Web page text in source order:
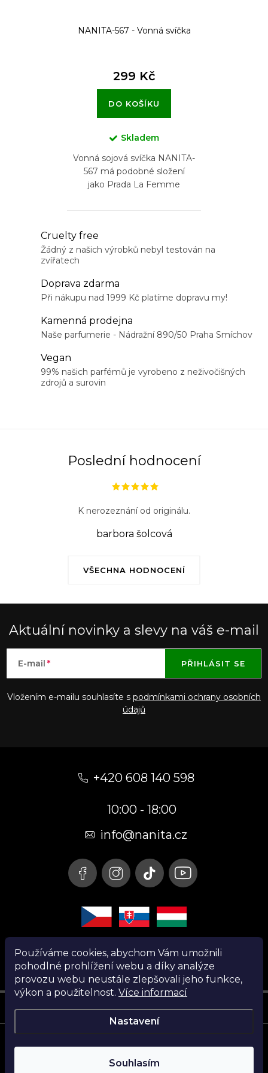
Používáme cookies, abychom Vám umožnili
pohodlné prohlížení webu a díky analýze
provozu webu neustále zlepšovali jeho funkce,
výkon a použitelnost. Více informací
Nastavení
Souhlasím
NANITA-567 - Vonná svíčka
299 Kč
DO KOŠÍKU
Skladem
Vonná sojová svíčka NANITA-
567 má podobné složení
jako Prada La Femme
Cruelty free
Žádný z našich výrobků nebyl testován na
zvířatech
Doprava zdarma
Při nákupu nad 1999 Kč platíme dopravu my!
Kamenná prodejna
Naše parfumerie - Nádražní 890/50 Praha Smíchov
Vegan
99% našich parfémů je vyrobeno z neživočišných
zdrojů a surovin
Poslední hodnocení
VŠECHNA HODNOCENÍ
K nerozeznání od originálu.
barbora šolcová
Aktuální novinky a slevy na váš e-mail
E-mail
Vložením e-mailu souhlasíte s podmínkami ochrany osobních
údajů
PŘIHLÁSIT SE
+420 608 140 598
10:00 - 18:00
info@nanita.cz
Instagram
Copyright 2026Nanita.cz. Všechna práva vyhrazena.